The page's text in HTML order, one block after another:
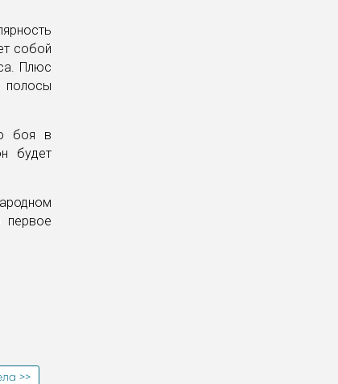
собой
Плюс
полосы
боя в
будет
первое
>>